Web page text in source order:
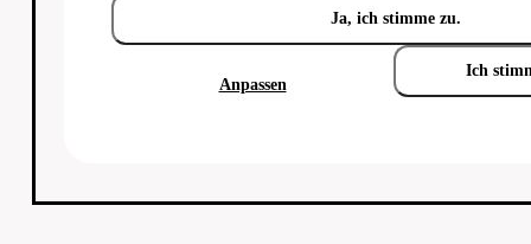
Ja, ich stimme zu.
Anpassen
Ich